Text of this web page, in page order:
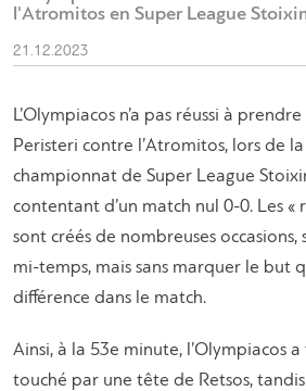
l'Atromitos en Super League
21.12.2023
L’Olympiacos n’a pas réussi à
Peristeri contre l’Atromitos, lors de
championnat de Super League
contentant d’un match nul 0-0. Les «
sont créés de nombreuses
mi-temps, mais sans marquer le but
différence dans le match.
Ainsi, à la 53e minute, l’Olympiacos
touché par une tête de Retsos,